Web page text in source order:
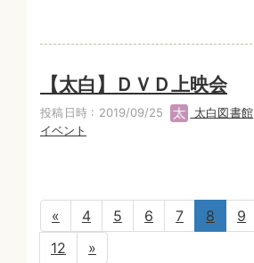
【太白】ＤＶＤ上映会
投稿日時 : 2019/09/25 太白図書館
イベント
« 4 5 6 7 8 9
12
»